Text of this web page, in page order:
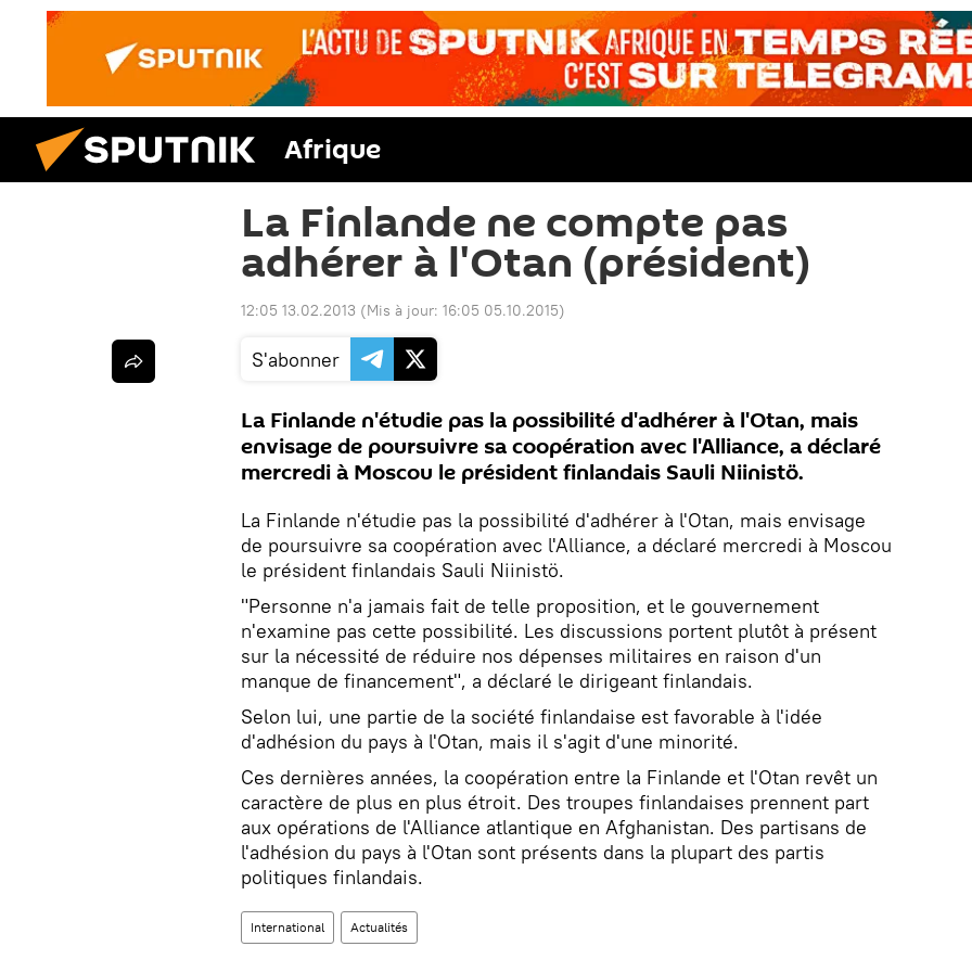
Afrique
La Finlande ne compte pas
adhérer à l'Otan (président)
12:05 13.02.2013 (Mis à jour: 16:05 05.10.2015)
S'abonner
La Finlande n'étudie pas la possibilité d'adhérer à l'Otan, mais
envisage de poursuivre sa coopération avec l'Alliance, a déclaré
mercredi à Moscou le président finlandais Sauli Niinistö.
La Finlande n'étudie pas la possibilité d'adhérer à l'Otan, mais envisage
de poursuivre sa coopération avec l'Alliance, a déclaré mercredi à Moscou
le président finlandais Sauli Niinistö.
"Personne n'a jamais fait de telle proposition, et le gouvernement
n'examine pas cette possibilité. Les discussions portent plutôt à présent
sur la nécessité de réduire nos dépenses militaires en raison d'un
manque de financement", a déclaré le dirigeant finlandais.
Selon lui, une partie de la société finlandaise est favorable à l'idée
d'adhésion du pays à l'Otan, mais il s'agit d'une minorité.
Ces dernières années, la coopération entre la Finlande et l'Otan revêt un
caractère de plus en plus étroit. Des troupes finlandaises prennent part
aux opérations de l'Alliance atlantique en Afghanistan. Des partisans de
l'adhésion du pays à l'Otan sont présents dans la plupart des partis
politiques finlandais.
International Actualités